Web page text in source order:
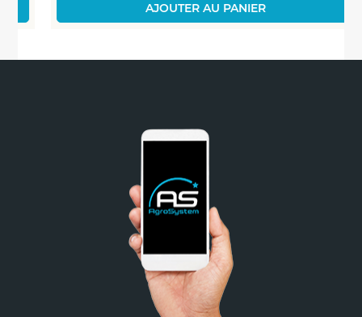
AJOUTER AU PANIER